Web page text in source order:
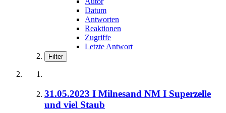
Datum
Antworten
Reaktionen
Zugriffe
Letzte Antwort
Filter
31.05.2023 I Milnesand NM I Superzelle
und viel Staub